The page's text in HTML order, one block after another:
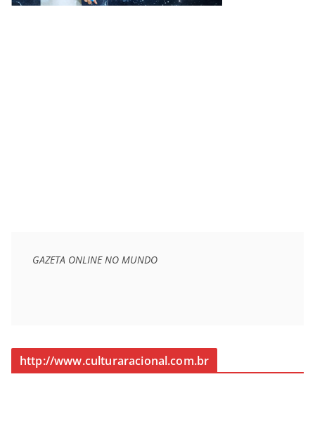
GAZETA ONLINE NO MUNDO
http://www.culturaracional.com.br